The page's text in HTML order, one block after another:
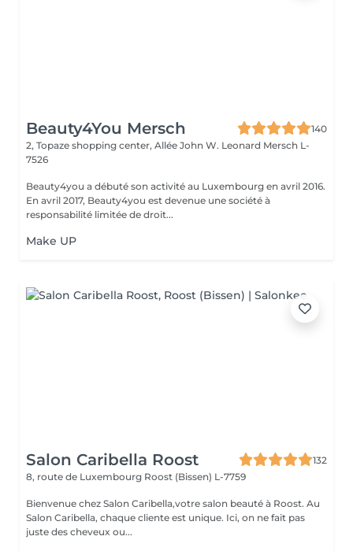
Beauty4You Mersch
140
2, Topaze shopping center, Allée John W. Leonard Mersch L-
7526
Beauty4you a débuté son activité au Luxembourg en avril 2016.
En avril 2017, Beauty4you est devenue une société à
responsabilité limitée de droit...
Make UP
Salon Caribella Roost
132
8, route de Luxembourg Roost (Bissen) L-7759
Bienvenue chez Salon Caribella,votre salon beauté à Roost. Au
Salon Caribella, chaque cliente est unique. Ici, on ne fait pas
juste des cheveux ou...